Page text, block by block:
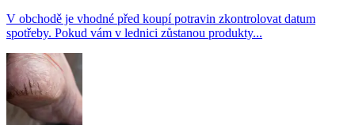
V obchodě je vhodné před koupí potravin zkontrolovat datum
spotřeby. Pokud vám v lednici zůstanou produkty...